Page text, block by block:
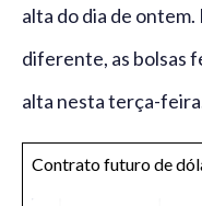
alta do dia de ontem.
diferente, as bolsas
alta nesta terça-
Contrato futuro de